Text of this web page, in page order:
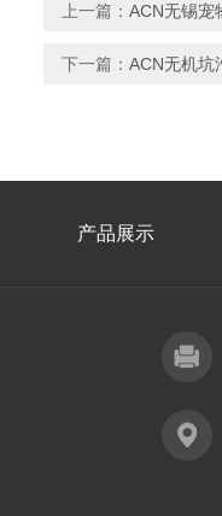
上一篇： ACN无锡宠
下一篇： ACN无机坑
产品展示